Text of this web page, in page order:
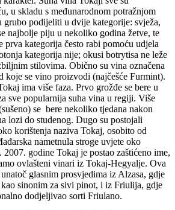
u skladu s međunarodnom potražnjom
grubo podijeliti u dvije kategorije: svježa,
najbolje piju u nekoliko godina žetve, te
prva kategorija često rabi pomoću udjela
kategorija nije; okusi botrytisa ne leže
stilovima. Obično su vina označena
koje se vino proizvodi (najčešće Furmint).
ima više faza. Prvo grožđe se bere u
sve popularnija suha vina u regiji. Više
se bere nekoliko tjedana nakon
lozi do studenog. Dugo su postojali
korištenja naziva Tokaj, osobito od
nametnula stroge uvjete oko
godine Tokaj je postao zaštićeno ime,
ovlašteni vinari iz Tokaj-Hegyalje. Ova
glasnim prosvjedima iz Alzasa, gdje
sinonim za sivi pinot, i iz Friulija, gdje
dodjeljivao sorti Friulano.